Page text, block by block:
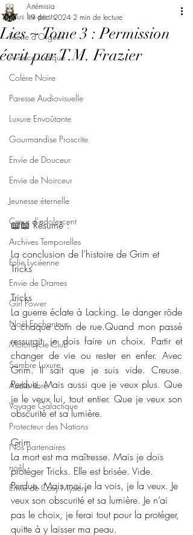
Tous les posts
Féerie d'Orgueil
Avarice Ludique
Colère Noire
Paresse Audiovisuelle
Luxure Envoûtante
Gourmandise Proscrite
Envie de Douceur
Envie de Noirceur
Jeunesse éternelle
Cœur d'adolescent
Archives Temporelles
Folie Lycéenne
Envie de Drames
Girl Power
Noël Enchanteur
Motorcycle Club
Sombre Luxure
Audio libre
Voyage Galactique
Protecteur des Nations
Nos partenaires
noêl
Envie de Cosy Mystery
Lies ~ Tome 3 : Permission
écrit par T.M. Frazier
Artémisia
19 déc. 2024 2 min de lecture
📖📖 Résumé :
La conclusion de l’histoire de Grim et
Tricks
Tricks
La guerre éclate à Lacking. Le danger rôde
à chaque coin de rue.Quand mon passé
ressurgit, je dois faire un choix. Partir et
changer de vie ou rester en enfer. Avec
Grim. Il sait que je suis vide. Creuse.
Perdue. Mais aussi que je veux plus. Que
je le veux lui, tout entier. Que je veux son
obscurité et sa lumière.
Grim
La mort est ma maîtresse. Mais je dois
protéger Tricks. Elle est brisée. Vide.
Perdue. Mais moi je la vois, je la veux. Je
veux son obscurité et sa lumière. Je n’ai
pas le choix, je ferai tout pour la protéger,
quitte à y laisser ma peau.